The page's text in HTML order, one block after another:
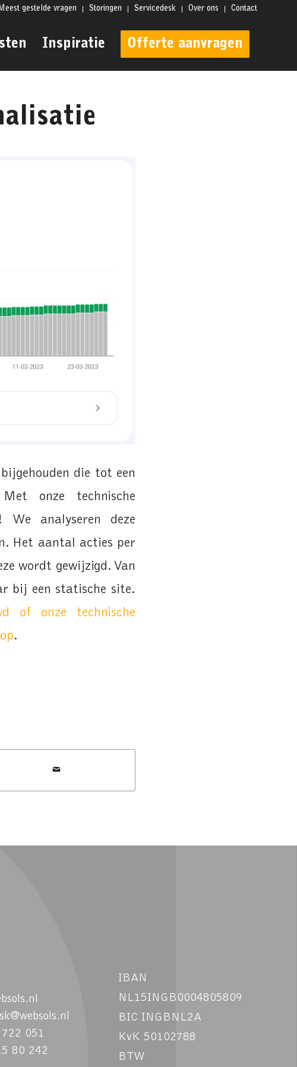
gestelde vragen Storingen Servicedesk Over ons Contact
Inspiratie Offerte aanvragen
die tot een
onze technische
analyseren deze
Het aantal acties per
wordt gewijzigd. Van
bij een statische site.
of onze technische
.
051
80 242
IBAN
NL15INGB0004805809
BIC INGBNL2A
KvK 50102788
BTW